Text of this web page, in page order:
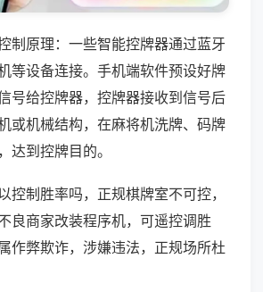
制原理：一些智能控牌器通过蓝牙
等设备连接。手机端软件预设好牌
号给控牌器，控牌器接收到信号后
或机械结构，在麻将机洗牌、码牌
达到控牌目的。
控制胜率吗，正规棋牌室不可控，
良商家改装程序机，可遥控调胜
作弊欺诈，涉嫌违法，正规场所杜